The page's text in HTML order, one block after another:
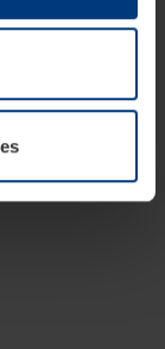
alle andere
Uw
uitleg van de